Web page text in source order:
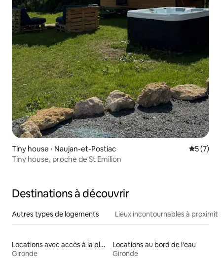
Tiny house ⋅ Naujan-et-Postiac
5 (7)
Tiny house, proche de St Emilion
Destinations à découvrir
Autres types de logements Lieux incontournables à
Locations avec accès à la plage
Gironde
Locations au bord de l'eau
Gironde